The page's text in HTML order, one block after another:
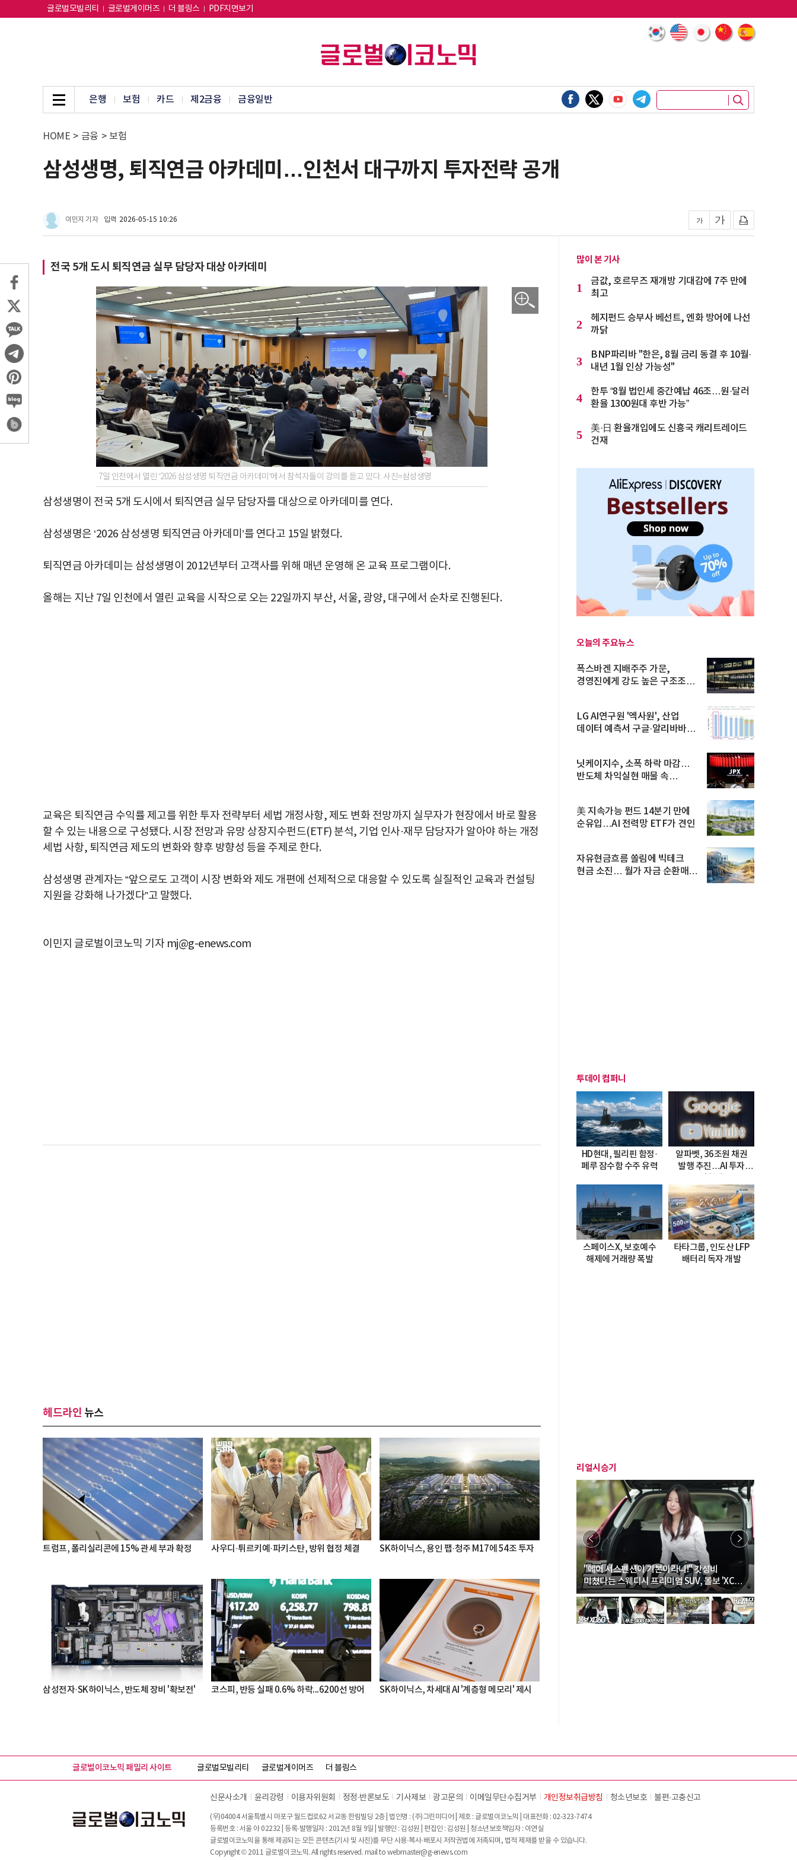
글로벌모빌리티 글로벌게이머즈 더 블링스 PDF지면보기
은행 보험 카드 제2금융 금융일반
HOME > 금융 > 보험
삼성생명, 퇴직연금 아카데미…인천서 대구까지 투자전략 공개
이민지 기자 입력 2026-05-15 10:26
전국 5개 도시 퇴직연금 실무 담당자 대상 아카데미
7일 인천에서 열린 ‘2026 삼성생명 퇴직연금 아카데미’에서 참석자들이 강의를 듣고 있다. 사진=삼성생명
삼성생명이 전국 5개 도시에서 퇴직연금 실무 담당자를 대상으로 아카데미를 연다.
삼성생명은 ‘2026 삼성생명 퇴직연금 아카데미’를 연다고 15일 밝혔다.
퇴직연금 아카데미는 삼성생명이 2012년부터 고객사를 위해 매년 운영해 온 교육 프로그램이다.
올해는 지난 7일 인천에서 열린 교육을 시작으로 오는 22일까지 부산, 서울, 광양, 대구에서 순차로 진행된다.
교육은 퇴직연금 수익률 제고를 위한 투자 전략부터 세법 개정사항, 제도 변화 전망까지 실무자가 현장에서 바로 활용
할 수 있는 내용으로 구성됐다. 시장 전망과 유망 상장지수펀드(ETF) 분석, 기업 인사·재무 담당자가 알아야 하는 개정
세법 사항, 퇴직연금 제도의 변화와 향후 방향성 등을 주제로 한다.
삼성생명 관계자는 “앞으로도 고객이 시장 변화와 제도 개편에 선제적으로 대응할 수 있도록 실질적인 교육과 컨설팅
지원을 강화해 나가겠다”고 말했다.
이민지 글로벌이코노믹 기자 mj@g-enews.com
헤드라인 뉴스
트럼프, 폴리실리콘에 15% 관세 부과 확정 사우디·튀르키예·파키스탄, 방위 협정 체결 SK하이닉스, 용인 팹·청주 M17에 54조 투자
삼성전자·SK하이닉스, 반도체 장비 '확보전' 코스피, 반등 실패 0.6% 하락...6200선 방어 SK하이닉스, 차세대 AI '계층형 메모리' 제시
많이 본 기사
1
금값, 호르무즈 재개방 기대감에 7주 만에
최고
2
헤지펀드 승부사 베선트, 엔화 방어에 나선
까닭
3
BNP파리바 "한은, 8월 금리 동결 후 10월·
내년 1월 인상 가능성"
4
한투 “8월 법인세 중간예납 46조…원·달러
환율 1300원대 후반 가능”
5
美·日 환율개입에도 신흥국 캐리트레이드
건재
오늘의 주요뉴스
폭스바겐 지배주주 가문,
경영진에게 강도 높은 구조조정
LG AI연구원 '엑사원', 산업
데이터 예측서 구글·알리바바
닛케이지수, 소폭 하락 마감…
반도체 차익실현 매물 속
美 지속가능 펀드 14분기 만에
순유입…AI 전력망 ETF가 견인
자유현금흐름 쏠림에 빅테크
현금 소진… 월가 자금 순환매
투데이 컴퍼니
HD현대, 필리핀 함정·
페루 잠수함 수주 유력
알파벳, 36조원 채권
발행 추진…AI 투자
스페이스X, 보호예수
해제에 거래량 폭발
타타그룹, 인도산 LFP
배터리 독자 개발
리얼시승기
초보자도 반할 반전 매력”
"에어 서스펜션이 기본이라니!" 갓성비
미쳤다는 스웨디시 프리미엄 SUV, 볼보 'XC60
B5 울트라'
글로벌이코노믹 패밀리 사이트 글로벌모빌리티 글로벌게이머즈 더 블링스
신문사소개 윤리강령 이용자위원회 정정∙반론보도 기사제보 광고문의 이메일무단수집거부 개인정보취급방침 청소년보호 불편∙고충신고
(우)04004 서울특별시 마포구 월드컵로62 서교동 한림빌딩 2층 | 법인명 : (주)그린미디어 | 제호 : 글로벌이코노믹 | 대표전화 : 02-323-7474
등록번호 : 서울 아 02232 | 등록·발행일자 : 2012년 8월 9일 | 발행인 : 김성원 | 편집인 : 김성원 | 청소년보호책임자 : 이연실
글로벌이코노믹을 통해 제공되는 모든 콘텐츠(기사 및 사진)를 무단 사용·복사·배포시 저작권법에 저촉되며, 법적 제재를 받을 수 있습니다.
Copyright © 2011 글로벌이코노믹. All rights reserved. mail to webmaster@g-enews.com